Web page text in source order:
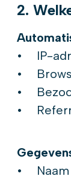
2.
• IP-
•
•
•
• Naam